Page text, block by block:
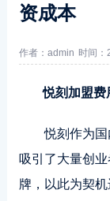
资成本
作者：admin 时间：
悦刻加盟费
悦刻作为国
吸引了大量创
牌，以此为契